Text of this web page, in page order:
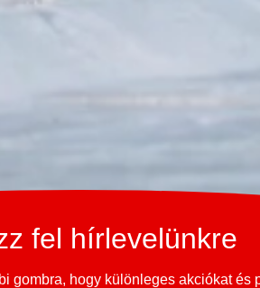
fel hírlevelünkre
gombra, hogy különleges akciókat és